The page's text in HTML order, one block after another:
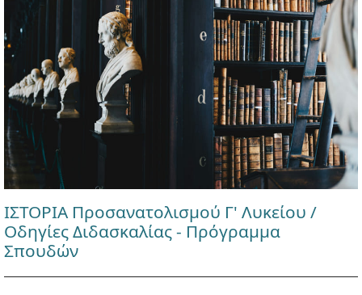
ΙΣΤΟΡΙΑ Προσανατολισμού Γ' Λυκείου /
Οδηγίες Διδασκαλίας - Πρόγραμμα
Σπουδών